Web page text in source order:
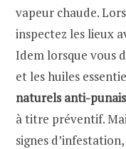
vapeur chaude.
inspectez les lieux
Idem lorsque vous
et les huiles
naturels anti-
à titre préventif.
signes